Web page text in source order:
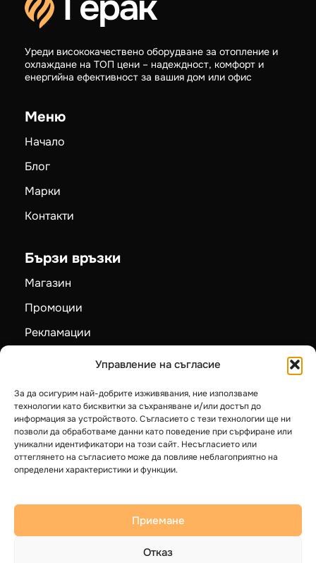
Управление на съгласие
За да осигурим най-добрите изживявания, ние използваме
технологии като бисквитки за съхраняване и/или достъп до
информация за устройството. Съгласието с тези технологии ще ни
позволи да обработваме данни като поведение при сърфиране или
уникални идентификатори на този сайт. Несъгласието или
оттеглянето на съгласието може да повлияе неблагоприятно на
определени характеристики и функции.
Приемане
Отказ
Уреди висококачествено оборудване за отопление и
охлаждане на ТОП цени – надеждност, комфорт и
енергийна ефективност за вашия дом или офис
Меню
Начало
Блог
Марки
Контакти
Бързи връзки
Магазин
Промоции
Рекламации
Карта на сайта
Категории
Пелетни камини
Камини на дърва
Котли на твърдо гориво